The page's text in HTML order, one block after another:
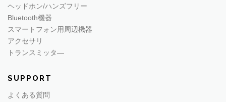
ヘッドホン/ハンズフリー
Bluetooth機器
スマートフォン用周辺機器
アクセサリ
トランスミッタ―
SUPPORT
よくある質問